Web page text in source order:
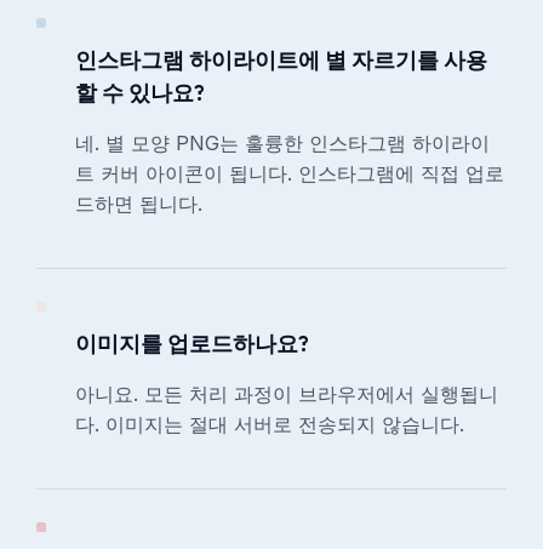
인스타그램 하이라이트에 별 자르기를 사용
할 수 있나요?
네. 별 모양 PNG는 훌륭한 인스타그램 하이라이
트 커버 아이콘이 됩니다. 인스타그램에 직접 업로
드하면 됩니다.
이미지를 업로드하나요?
아니요. 모든 처리 과정이 브라우저에서 실행됩니
다. 이미지는 절대 서버로 전송되지 않습니다.